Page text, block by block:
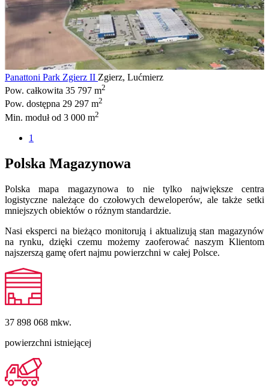
Panattoni Park Zgierz II Zgierz, Lućmierz
Pow. całkowita 35 797 m2
Pow. dostępna 29 297 m2
Min. modułod 3 000 m2
1
Polska Magazynowa
Polska mapa magazynowa to nie tylko największe centra
logistyczne należące do czołowych deweloperów, ale także setki
mniejszych obiektów o różnym standardzie.
Nasi eksperci na bieżąco monitorują i aktualizują stan magazynów
na rynku, dzięki czemu możemy zaoferować naszym Klientom
najszerszą gamę ofert najmu powierzchni w całej Polsce.
37 898 068 mkw.
powierzchni istniejącej